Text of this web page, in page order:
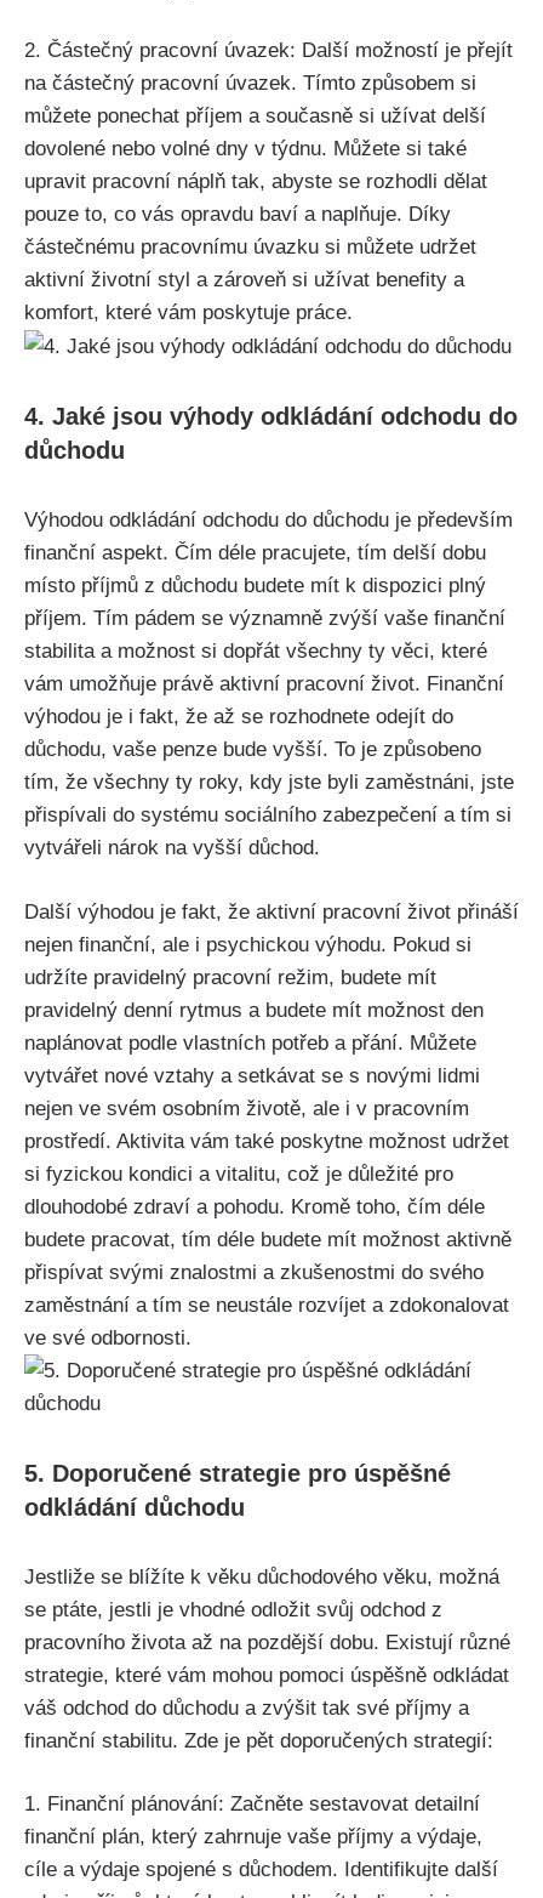
2. Částečný pracovní úvazek: Další možností je přejít
na částečný pracovní úvazek. Tímto způsobem si
můžete ponechat příjem a současně si užívat delší
dovolené nebo volné dny v týdnu. Můžete si také
upravit pracovní náplň tak, abyste se rozhodli dělat
pouze to, co vás opravdu baví a naplňuje. Díky
částečnému pracovnímu úvazku si můžete udržet
aktivní životní styl a zároveň si užívat benefity a
komfort, které vám poskytuje práce.
4. Jaké jsou výhody odkládání odchodu do
důchodu
Výhodou odkládání odchodu do důchodu je především
finanční aspekt. Čím déle pracujete, tím delší dobu
místo příjmů z důchodu budete mít k dispozici plný
příjem. Tím pádem se významně zvýší vaše finanční
stabilita a možnost si dopřát všechny ty věci, které
vám umožňuje právě aktivní pracovní život. Finanční
výhodou je i fakt, že až se rozhodnete odejít do
důchodu, vaše penze bude vyšší. To je způsobeno
tím, že všechny ty roky, kdy jste byli zaměstnáni, jste
přispívali do systému sociálního zabezpečení a tím si
vytvářeli nárok na vyšší důchod.
Další výhodou je fakt, že aktivní pracovní život přináší
nejen finanční, ale i psychickou výhodu. Pokud si
udržíte pravidelný pracovní režim, budete mít
pravidelný denní rytmus a budete mít možnost den
naplánovat podle vlastních potřeb a přání. Můžete
vytvářet nové vztahy a setkávat se s novými lidmi
nejen ve svém osobním životě, ale i v pracovním
prostředí. Aktivita vám také poskytne možnost udržet
si fyzickou kondici a vitalitu, což je důležité pro
dlouhodobé zdraví a pohodu. Kromě toho, čím déle
budete pracovat, tím déle budete mít možnost aktivně
přispívat svými znalostmi a zkušenostmi do svého
zaměstnání a tím se neustále rozvíjet a zdokonalovat
ve své odbornosti.
5. Doporučené strategie pro úspěšné
odkládání důchodu
Jestliže se blížíte k věku důchodového věku, možná
se ptáte, jestli je vhodné odložit svůj odchod z
pracovního života až na pozdější dobu. Existují různé
strategie, které vám mohou pomoci úspěšně odkládat
váš odchod do důchodu a zvýšit tak své příjmy a
finanční stabilitu. Zde je pět doporučených strategií:
1. Finanční plánování: Začněte sestavovat detailní
finanční plán, který zahrnuje vaše příjmy a výdaje,
cíle a výdaje spojené s důchodem. Identifikujte další